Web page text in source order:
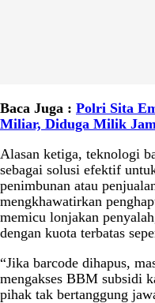
Baca Juga : Polri Sita
Miliar, Diduga Milik
Alasan ketiga, teknologi
sebagai solusi efektif
penimbunan atau
mengkhawatirkan
memicu lonjakan
dengan kuota terbatas
“Jika barcode dihapus,
mengakses BBM subsidi
pihak tak bertanggung